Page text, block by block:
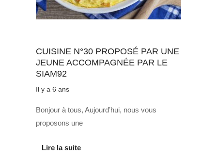
CUISINE N°30 PROPOSÉ PAR UNE
JEUNE ACCOMPAGNÉE PAR LE
SIAM92
Il y a 6 ans
Bonjour à tous, Aujourd’hui, nous vous
proposons une
Lire la suite